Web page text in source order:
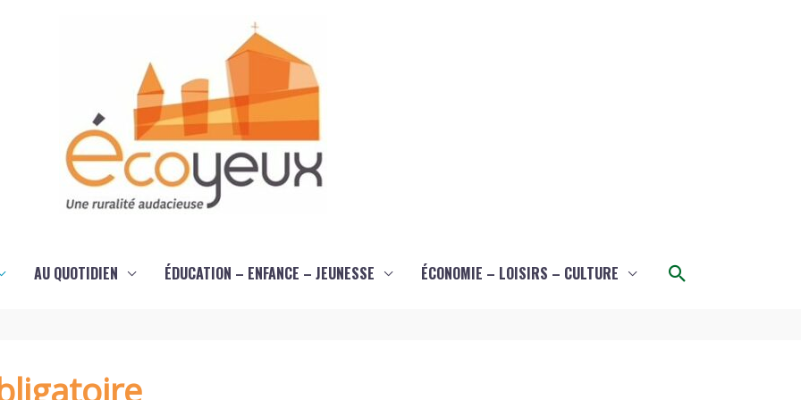
AU QUOTIDIEN ÉDUCATION – ENFANCE – JEUNESSE ÉCONOMIE – LOISIRS – CULTURE Rechercher